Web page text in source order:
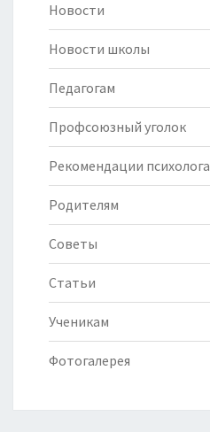
Новости
Новости школы
Педагогам
Профсоюзный уголок
Рекомендации психолога
Родителям
Советы
Статьи
Ученикам
Фотогалерея